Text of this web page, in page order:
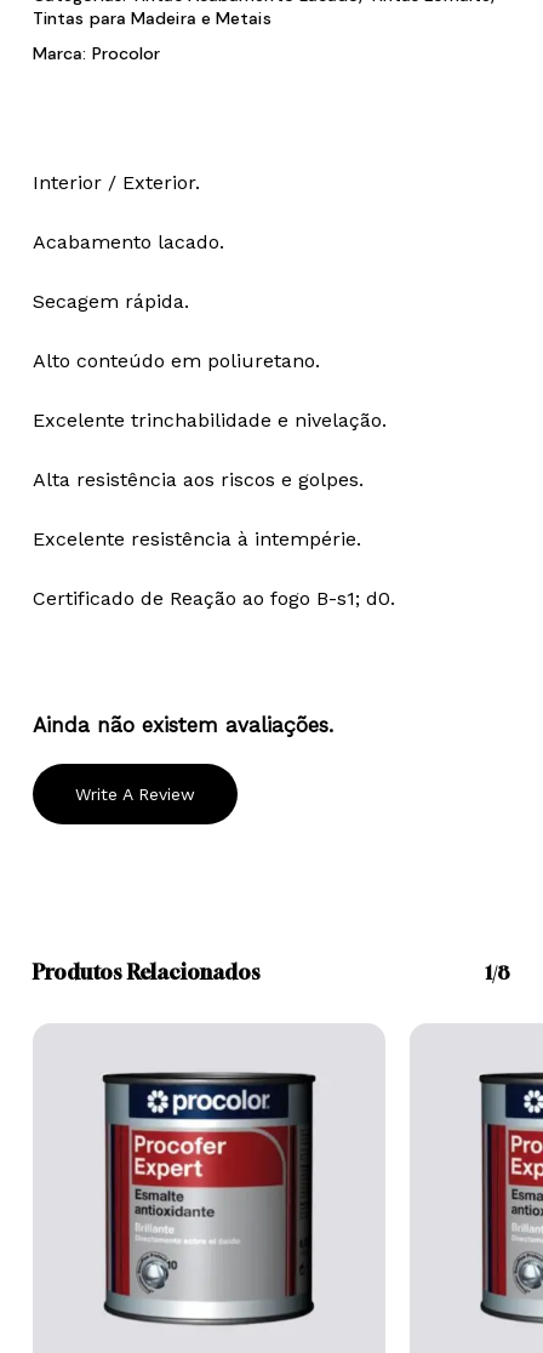
Tintas para Madeira e Metais
Marca: Procolor
Interior / Exterior.
Acabamento lacado.
Secagem rápida.
Alto conteúdo em poliuretano.
Excelente trinchabilidade e nivelação.
Alta resistência aos riscos e golpes.
Excelente resistência à intempérie.
Certificado de Reação ao fogo B-s1; d0.
Ainda não existem avaliações.
Write A Review
Produtos Relacionados 1/8